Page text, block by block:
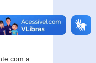
da
e
com a